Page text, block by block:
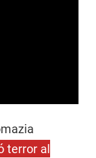
terror al